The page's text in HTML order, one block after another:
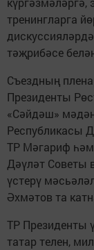
тренингларга
тәҗрибәсе
Съездның
Президенты
«Сәйдәш»
Республикасы
ТР Мәгариф
Дәүләт Советы
үстерү
Әхмәтов та
ТР Президенты
татар телен,